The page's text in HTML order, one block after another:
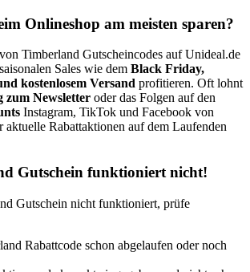
Onlineshop am meisten sparen?
Timberland Gutscheincodes auf Unideal.de
Sales wie dem Black Friday,
kostenlosem Versand profitieren. Oft lohnt
zum Newsletter oder das Folgen auf den
Instagram, TikTok und Facebook von
aktuelle Rabattaktionen auf dem Laufenden
Gutschein funktioniert nicht!
Gutschein nicht funktioniert, prüfe
Rabattcode schon abgelaufen oder noch